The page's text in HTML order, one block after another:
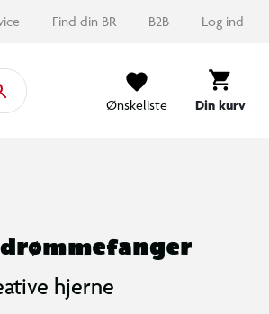
Find din BR B2B Log ind
Ønskeliste
Din kurv
hjerne